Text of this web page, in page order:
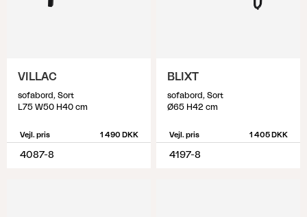
VILLAC
sofabord, Sort
L75 W50 H40 cm
Vejl. pris 1 490 DKK
4087-8
BLIXT
sofabord, Sort
Ø65 H42 cm
Vejl. pris 1 405 DKK
4197-8